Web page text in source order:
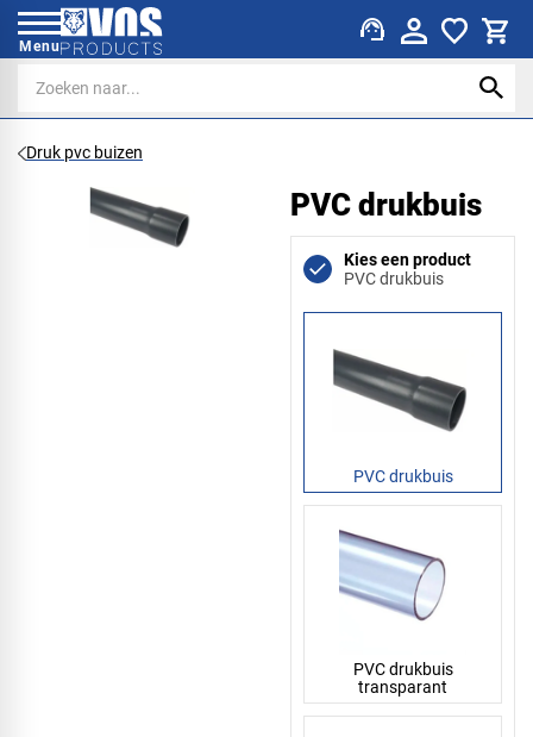
Menu support_agent
Druk pvc buizen
PVC drukbuis
Kies een product
PVC drukbuis
PVC drukbuis
PVC drukbuis
transparant